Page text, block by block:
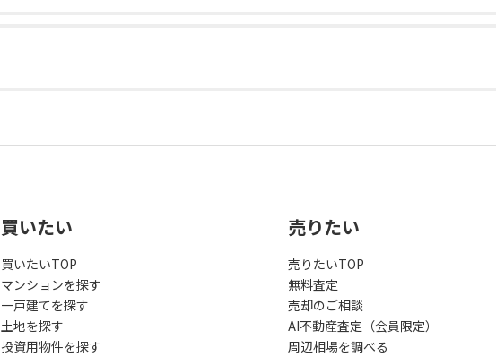
買いたい
買いたいTOP
マンションを探す
一戸建てを探す
土地を探す
投資用物件を探す
売りたい
売りたいTOP
無料査定
売却のご相談
AI不動産査定（会員限定）
周辺相場を調べる